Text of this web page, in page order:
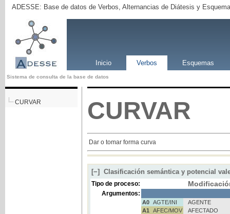
ADESSE: Base de datos de Verbos, Alternancias de Diátesis y
Inicio Verbos Esquemas
Sistema de consulta de la base de datos
CURVAR CURVAR
Dar o tomar forma curva
[−] Clasificación semántica y potencial
Tipo de proceso:
Argumentos:
A0 AGTE/INI
AGENTE
A1
AFEC/MOV AFECTADO